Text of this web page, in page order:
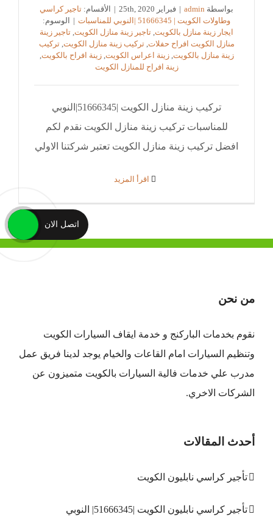
بواسطة admin
| فبراير 25th, 2020 | الأقسام: تاجير كراسي
وطاولات الكويت | 51666345 |النوبي للمناسبات
|
الوسوم:
ايجار زينة منازل بالكويت تاجير زينة منازل الكويت تاجير زينة
منازل الكويت افراح حفلات ,تركيب زينة منازل الكويت ,تركيب
زينة منازل بالكويت ,زينة اعراس الكويت ,زينة افراح بالكويت
زينة افراح للمنازل الكويت
تركيب زينة منازل الكويت |51666345|النوبي
للمناسبات تركيب زينة منازل الكويت نقدم لكم
افضل تركيب زينة منازل الكويت تعتبر شركتنا الاولي
من نحن
نقوم بخدمات الباركنج و خدمة ايقاف السيارات الكويت
وتنظيم السيارات امام القاعات والخيام يوجد لدينا فريق عمل
مدرب علي خدمات فالية السيارات بالكويت متميزون عن
الشركات الاخري.
أحدث المقالات
تأجير كراسي نابليون الكويت
تأجير كراسي نابليون الكويت |51666345| النوبي
اتصل الان